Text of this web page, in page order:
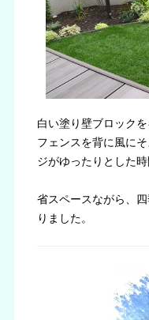
白い塗り壁ブロック
フェンスを背に風に
ジがゆったりとした
省スペースながら、
りました。